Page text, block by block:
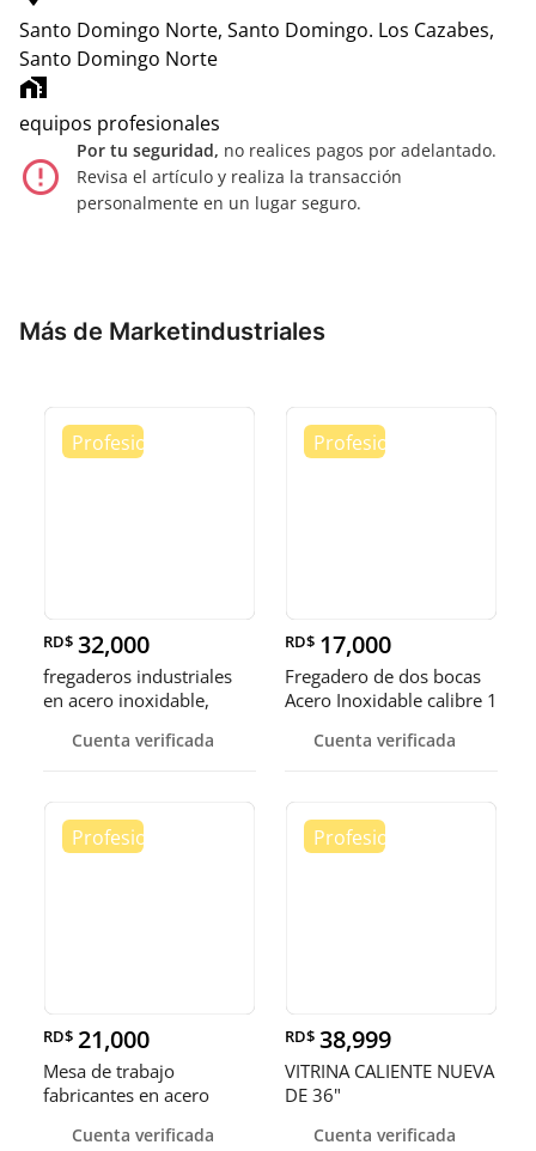
Santo Domingo Norte, Santo Domingo. Los Cazabes,
Santo Domingo Norte
home_work
equipos profesionales
error_outline
Por tu seguridad, no realices pagos por adelantado.
Revisa el artículo y realiza la transacción
personalmente en un lugar seguro.
Más de Marketindustriales
RD$ 32,000
fregaderos industriales
en acero inoxidable,
Cuenta verificada
RD$ 17,000
Fregadero de dos bocas
Acero Inoxidable calibre 1
Cuenta verificada
RD$ 21,000
Mesa de trabajo
fabricantes en acero
Cuenta verificada
RD$ 38,999
VITRINA CALIENTE NUEVA
DE 36"
Cuenta verificada